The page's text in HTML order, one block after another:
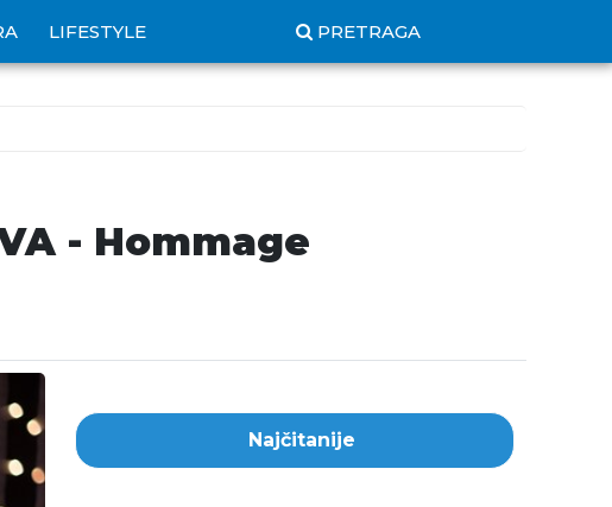
LIFESTYLE PRETRAGA
- Hommage
Najčitanije